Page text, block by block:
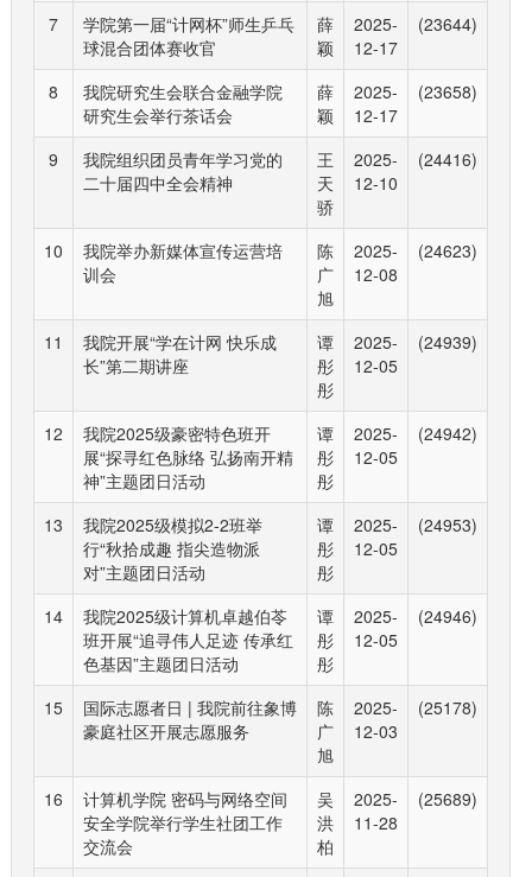
7
学院第一届“计网杯”师生乒乓
球混合团体赛收官
薛
颖
2025-
12-17
(23644)
8
我院研究生会联合金融学院
研究生会举行茶话会
薛
颖
2025-
12-17
(23658)
9
我院组织团员青年学习党的
二十届四中全会精神
王
天
骄
2025-
12-10
(24416)
10
我院举办新媒体宣传运营培
训会
陈
广
旭
2025-
12-08
(24623)
11
我院开展“学在计网 快乐成
长”第二期讲座
谭
彤
彤
2025-
12-05
(24939)
12
我院2025级豪密特色班开
展“探寻红色脉络 弘扬南开精
神”主题团日活动
谭
彤
彤
2025-
12-05
(24942)
13
我院2025级模拟2-2班举
行“秋拾成趣 指尖造物派
对”主题团日活动
谭
彤
彤
2025-
12-05
(24953)
14
我院2025级计算机卓越伯苓
班开展“追寻伟人足迹 传承红
色基因”主题团日活动
谭
彤
彤
2025-
12-05
(24946)
15
国际志愿者日 | 我院前往象博
豪庭社区开展志愿服务
陈
广
旭
2025-
12-03
(25178)
16
计算机学院 密码与网络空间
安全学院举行学生社团工作
交流会
吴
洪
柏
2025-
11-28
(25689)